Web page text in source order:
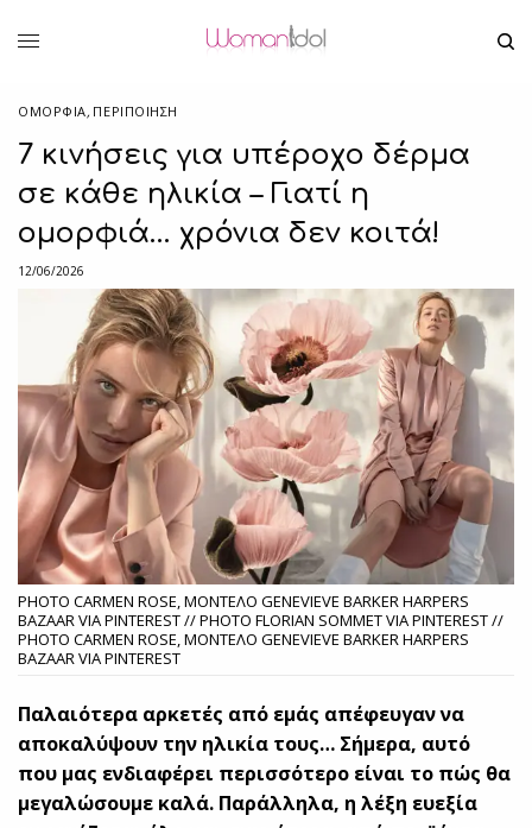
ΟΜΟΡΦΙΑ, ΠΕΡΙΠΟΊΗΣΗ
7 κινήσεις για υπέροχο δέρμα
σε κάθε ηλικία – Γιατί η
ομορφιά… χρόνια δεν κοιτά!
12/06/2026
PHOTO CARMEN ROSE, ΜΟΝΤΕΛΟ GENEVIEVE BARKER HARPERS
BAZAAR VIA PINTEREST // PHOTO FLORIAN SOMMET VIA PINTEREST //
PHOTO CARMEN ROSE, ΜΟΝΤΕΛΟ GENEVIEVE BARKER HARPERS
BAZAAR VIA PINTEREST
Παλαιότερα αρκετές από εμάς απέφευγαν να
αποκαλύψουν την ηλικία τους… Σήμερα, αυτό
που μας ενδιαφέρει περισσότερο είναι το πώς θα
μεγαλώσουμε καλά. Παράλληλα, η λέξη ευεξία